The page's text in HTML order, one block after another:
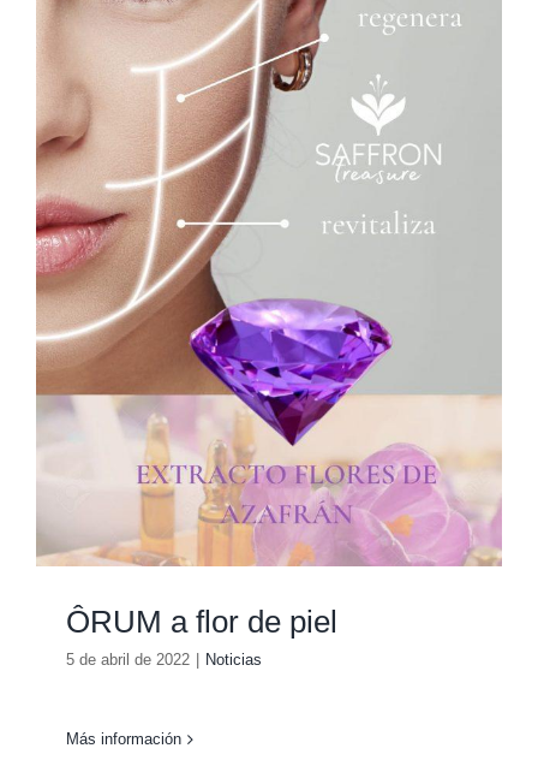
ÔRUM a flor de piel
5 de abril de 2022 Noticias
Más información